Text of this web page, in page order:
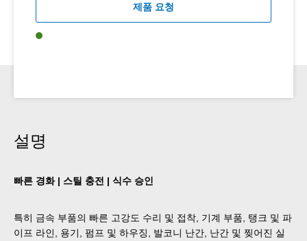
제품 요청
설명
빠른 경화 | 스틸 충전 | 식수 승인
특히 금속 부품의 빠른 고강도 수리 및 접착, 기계 부품, 탱크 및 파
이프 라인, 용기, 펌프 및 하우징, 발코니 난간, 난간 및 찢어진 실